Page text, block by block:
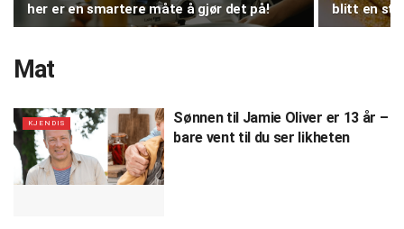
her er en smartere måte å gjør det på!
blitt en
Mat
KJENDIS
Sønnen til Jamie Oliver er 13 år –
bare vent til du ser likheten